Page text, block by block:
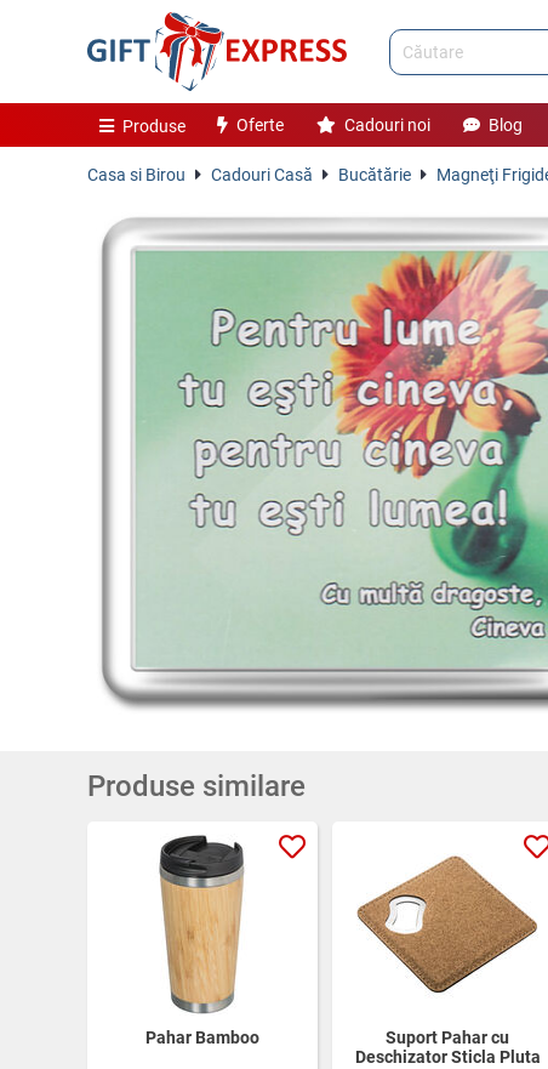
Produse Oferte Cadouri noi Blog
Casa si Birou Cadouri Casă Bucătărie Magneţi
Produse similare
Pahar Bamboo
Suport Pahar cu
Deschizator Sticla Pluta